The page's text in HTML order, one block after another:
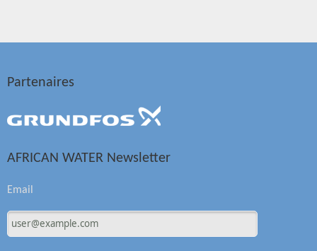
Partenaires
AFRICAN WATER Newsletter
Email